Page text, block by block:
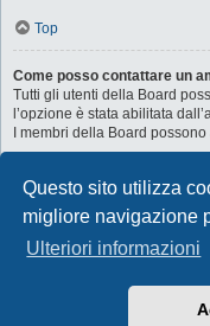
Questo sito utilizza
migliore navigazione
Ulteriori informazioni
Top
Come posso contattare un
Tutti gli utenti della Board
l’opzione è stata abilitata
I membri della Board
Indice